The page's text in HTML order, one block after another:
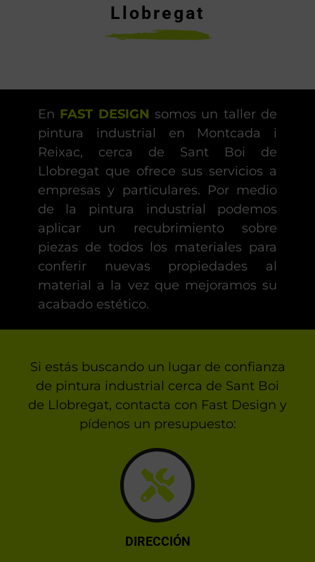
Llobregat
En FAST DESIGN somos un taller de
pintura industrial en Montcada i
Reixac, cerca de Sant Boi de
Llobregat que ofrece sus servicios a
empresas y particulares. Por medio
de la pintura industrial podemos
aplicar un recubrimiento sobre
piezas de todos los materiales para
conferir nuevas propiedades al
material a la vez que mejoramos su
acabado estético.
Si estás buscando un lugar de confianza
de pintura industrial cerca de Sant Boi
de Llobregat, contacta con Fast Design y
pídenos un presupuesto:
DIRECCIÓN